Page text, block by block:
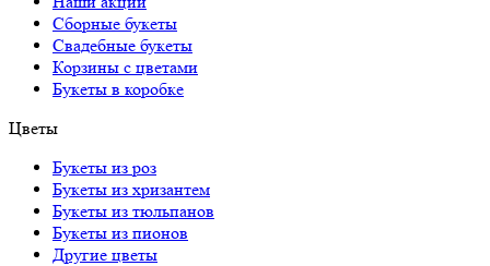
Сборные букеты
Свадебные букеты
Корзины с цветами
Букеты в коробке
Цветы
Букеты из роз
Букеты из хризантем
Букеты из тюльпанов
Букеты из пионов
Другие цветы